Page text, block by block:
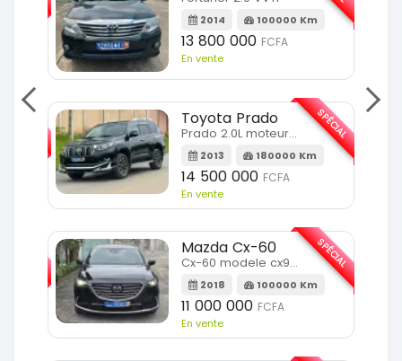
SPÉCIAL
2014 100000 Km
13 800 000 FCFA
En vente
Toyota Prado
Prado 2.0L moteur d4d
2013 180000 Km
14 500 000 FCFA
En vente
SPÉCIAL
Mazda Cx-60
Cx-60 modele cx9 full option
2018 100000 Km
11 000 000 FCFA
En vente
SPÉCIAL